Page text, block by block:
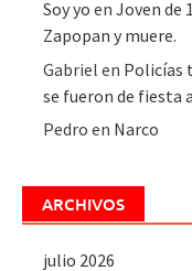
Soy yo enJoven de
Zapopan y muere.
Gabriel en Policías
se fueron de fiesta
Pedro en Narco
ARCHIVOS
julio 2026